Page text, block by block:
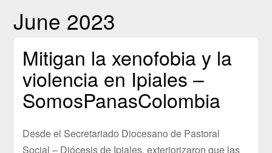
June 2023
Mitigan la xenofobia y la
violencia en Ipiales –
SomosPanasColombia
Desde el Secretariado Diocesano de Pastoral
Social – Diócesis de Ipiales, exteriorizaron que las